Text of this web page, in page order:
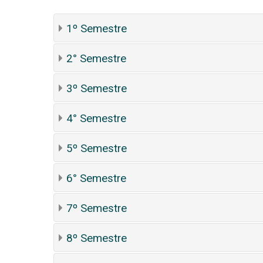
1º Semestre
2° Semestre
3º Semestre
4° Semestre
5º Semestre
6° Semestre
7º Semestre
8º Semestre